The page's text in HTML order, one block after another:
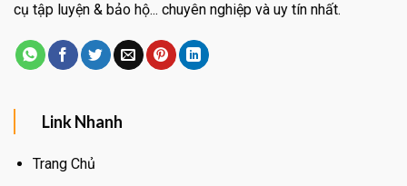
cụ tập luyện & bảo hộ... chuyên nghiệp và uy tín nhất.
Link Nhanh
Trang Chủ